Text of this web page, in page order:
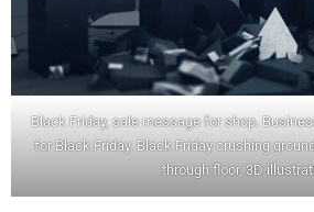
Black Friday, sale message for shop.
for Black Friday. Black Friday crushing
through floor, 3D